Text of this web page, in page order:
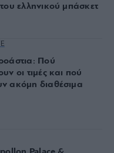
ελληνικού μπάσκετ
Πού
οι τιμές και πού
ακόμη διαθέσιμα